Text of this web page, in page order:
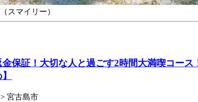
スマイリー）
金保証！大切な人と過ごす2時間大満喫コー
宮古島市